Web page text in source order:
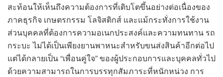
สะท้อนให้เห็นถึงความต้องการที่เติบโตขึ้นอย่างต่อเนื่องของ
ภาคธุรกิจ เกษตรกรรม โลจิสติกส์ และแม้กระทั่งการใช้งาน
ส่วนบุคคลที่ต้องการความอเนกประสงค์และความทนทาน รถ
กระบะ ไม่ได้เป็นเพียงยานพาหนะสำหรับขนส่งสินค้าอีกต่อไป
แต่ได้กลายเป็น “เพื่อนคู่ใจ” ของผู้ประกอบการและบุคคลทั่วไป
ด้วยความสามารถในการบรรทุกสัมภาระที่หนักหน่วง การ